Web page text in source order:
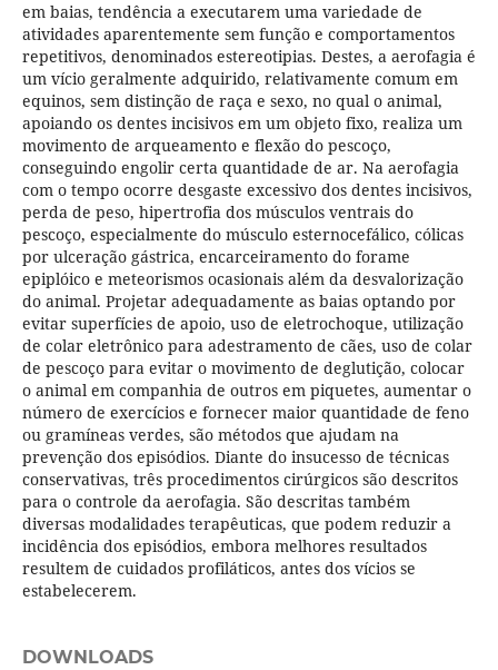
em baias, tendência a executarem uma variedade de
atividades aparentemente sem função e comportamentos
repetitivos, denominados estereotipias. Destes, a aerofagia é
um vício geralmente adquirido, relativamente comum em
equinos, sem distinção de raça e sexo, no qual o animal,
apoiando os dentes incisivos em um objeto fixo, realiza um
movimento de arqueamento e flexão do pescoço,
conseguindo engolir certa quantidade de ar. Na aerofagia
com o tempo ocorre desgaste excessivo dos dentes incisivos,
perda de peso, hipertrofia dos músculos ventrais do
pescoço, especialmente do músculo esternocefálico, cólicas
por ulceração gástrica, encarceiramento do forame
epiplóico e meteorismos ocasionais além da desvalorização
do animal. Projetar adequadamente as baias optando por
evitar superfícies de apoio, uso de eletrochoque, utilização
de colar eletrônico para adestramento de cães, uso de colar
de pescoço para evitar o movimento de deglutição, colocar
o animal em companhia de outros em piquetes, aumentar o
número de exercícios e fornecer maior quantidade de feno
ou gramíneas verdes, são métodos que ajudam na
prevenção dos episódios. Diante do insucesso de técnicas
conservativas, três procedimentos cirúrgicos são descritos
para o controle da aerofagia. São descritas também
diversas modalidades terapêuticas, que podem reduzir a
incidência dos episódios, embora melhores resultados
resultem de cuidados profiláticos, antes dos vícios se
estabelecerem.
DOWNLOADS